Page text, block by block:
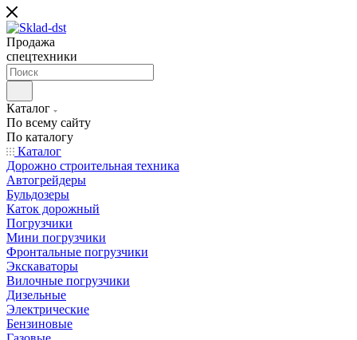
Продажа
спецтехники
Каталог
По всему сайту
По каталогу
Каталог
Дорожно строительная техника
Автогрейдеры
Бульдозеры
Каток дорожный
Погрузчики
Мини погрузчики
Фронтальные погрузчики
Экскаваторы
Вилочные погрузчики
Дизельные
Электрические
Бензиновые